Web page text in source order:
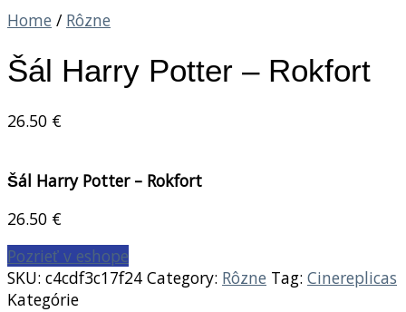
Home / Rôzne
Šál Harry Potter – Rokfort
26.50 €
Šál Harry Potter – Rokfort
26.50 €
Pozrieť v eshope
SKU: c4cdf3c17f24 Category: Rôzne Tag: Cinereplicas
Kategórie